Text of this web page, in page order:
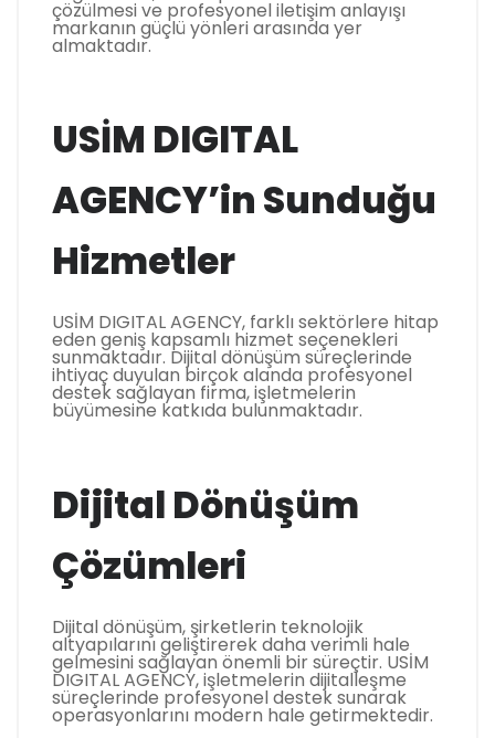
çözülmesi ve profesyonel iletişim anlayışı
markanın güçlü yönleri arasında yer
almaktadır.
USİM DIGITAL
AGENCY’in Sunduğu
Hizmetler
USİM DIGITAL AGENCY, farklı sektörlere hitap
eden geniş kapsamlı hizmet seçenekleri
sunmaktadır. Dijital dönüşüm süreçlerinde
ihtiyaç duyulan birçok alanda profesyonel
destek sağlayan firma, işletmelerin
büyümesine katkıda bulunmaktadır.
Dijital Dönüşüm
Çözümleri
Dijital dönüşüm, şirketlerin teknolojik
altyapılarını geliştirerek daha verimli hale
gelmesini sağlayan önemli bir süreçtir. USİM
DIGITAL AGENCY, işletmelerin dijitalleşme
süreçlerinde profesyonel destek sunarak
operasyonlarını modern hale getirmektedir.